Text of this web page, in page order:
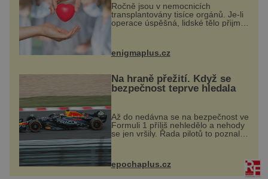
Ročně jsou v nemocnicích
transplantovány tisíce orgánů. Je-li
operace úspěšná, lidské tělo přijme
co když při transplantaci
nepřijímám...
enigmaplus.cz
Na hraně přežití. Když se
bezpečnost teprve hledala
Až do nedávna se na bezpečnost ve
Formuli 1 příliš nehledělo a nehody
se jen vršily. Řada pilotů to poznala
na vlastní kůži, často s trvalými
následky nebo bohužel i ztrátou
života. Dnes nepochopiteln...
epochaplus.cz